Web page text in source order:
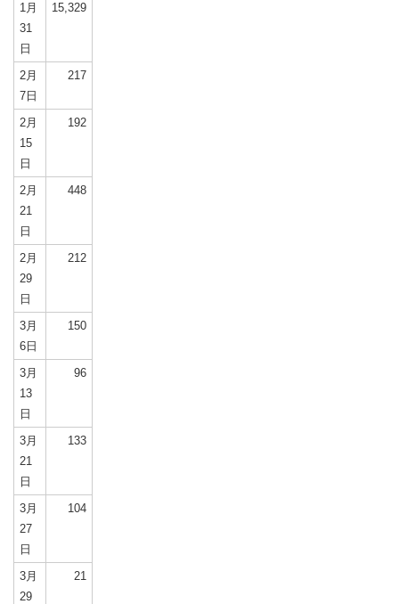
1月
31
日
15,329
2月
7日
217
2月
15
日
192
2月
21
日
448
2月
29
日
212
3月
6日
150
3月
13
日
96
3月
21
日
133
3月
27
日
104
3月
29
21